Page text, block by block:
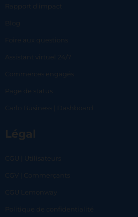
Rapport d’impact
Blog
Foire aux questions
Assistant virtuel 24/7
Commerces engagés
Page de status
Carlo Business | Dashboard
Légal
CGU | Utilisateurs
CGV | Commerçants
CGU Lemonway
Politique de confidentialité